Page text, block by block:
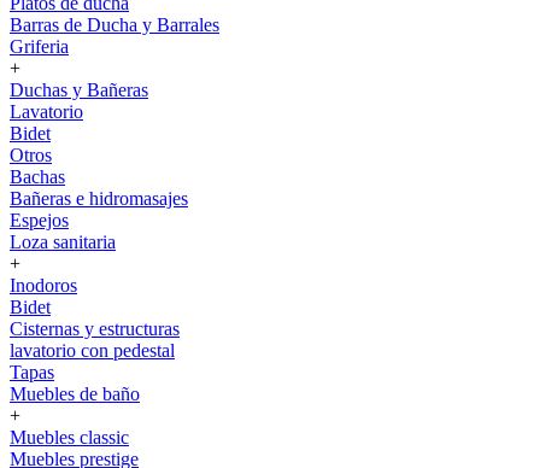
Barras de Ducha y Barrales
Griferia
+
Duchas y Bañeras
Lavatorio
Bidet
Otros
Bachas
Bañeras e hidromasajes
Espejos
Loza sanitaria
+
Inodoros
Bidet
Cisternas y estructuras
lavatorio con pedestal
Tapas
Muebles de baño
+
Muebles classic
Muebles prestige